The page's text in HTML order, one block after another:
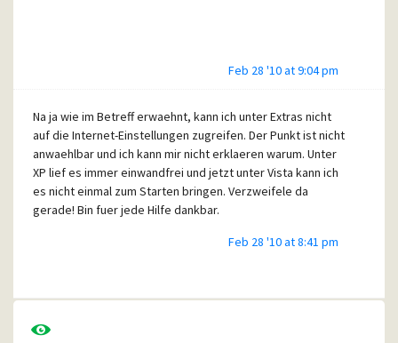
THEMA HAT SICH ERLEDIGT> DIE WINSOCK32 war das
Wer lesen kann ist klar im Vorteil[:^)]
Feb 28 '10 at 9:04 pm
Na ja wie im Betreff erwaehnt, kann ich unter Extras nicht
auf die Internet-Einstellungen zugreifen. Der Punkt ist nicht
anwaehlbar und ich kann mir nicht erklaeren warum. Unter
XP lief es immer einwandfrei und jetzt unter Vista kann ich
es nicht einmal zum Starten bringen. Verzweifele da
gerade! Bin fuer jede Hilfe dankbar.
Feb 28 '10 at 8:41 pm